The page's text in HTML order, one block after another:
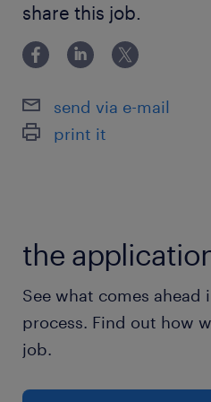
om paletten op grote
stellingen te plaatsen.
Je bewaart de orde en
Je bent bereid om op
vaardigheden aan te
van een reachtruck.
Je werkt graag in een
aanpakken.
share this job.
send via e-mail
print it
the
See what comes
process. Find out how
job.